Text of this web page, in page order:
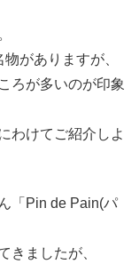
がありますが、
ろが多いのが印象
わけてご紹介しよ
「Pin de Pain(パ
きましたが、